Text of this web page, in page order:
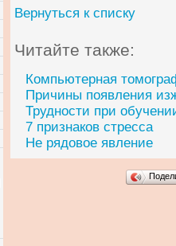
Вернуться к списку
Читайте также:
Компьютерная
Причины появления
Трудности при
7 признаков стресса
Не рядовое явление